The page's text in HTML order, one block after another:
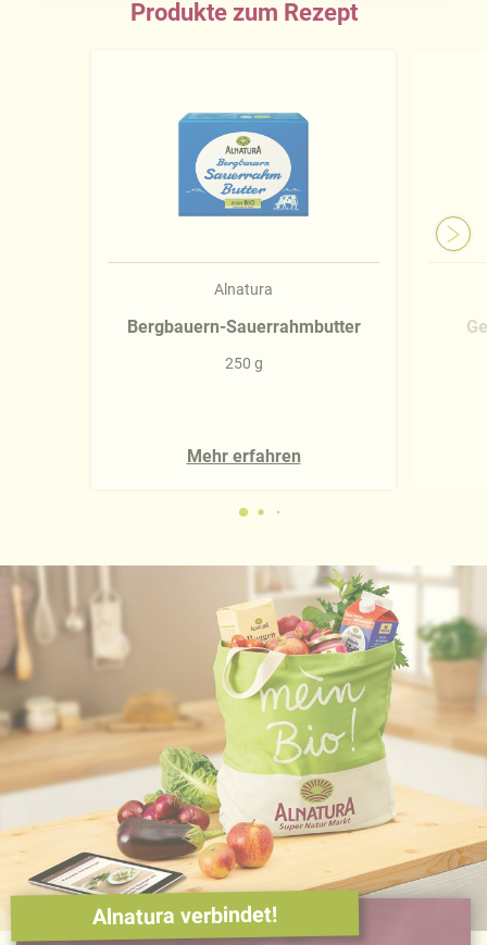
Näheres über uns erfahren Sie in unserem
Produkte zum Rezept
Alnatura
Bergbauern-Sauerrahmbutter
250 g
Mehr erfahren
Alnatura verbindet!